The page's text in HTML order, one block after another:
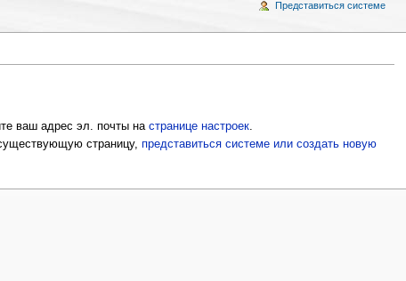
ваш адрес эл. почты на странице настроек.
страницу, представиться системе или создать новую
Представиться системе